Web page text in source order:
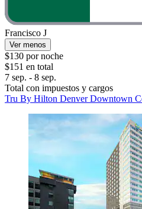
Francisco J
Ver menos
$130 por noche
$151 en total
7 sep. - 8 sep.
Total con impuestos y cargos
Tru By Hilton Denver Downtown